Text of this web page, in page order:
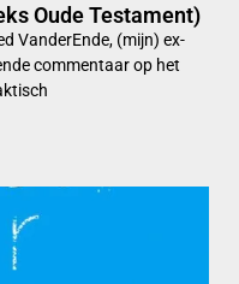
Oude Testament)
VanderEnde, (mijn) ex-
commentaar op het